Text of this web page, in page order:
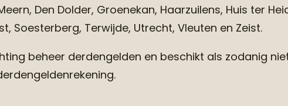
Den Dolder, Groenekan, Haarzuilens, Huis ter
Soesterberg, Terwijde, Utrecht, Vleuten en Zeist.
beheer derdengelden en beschikt als zodanig